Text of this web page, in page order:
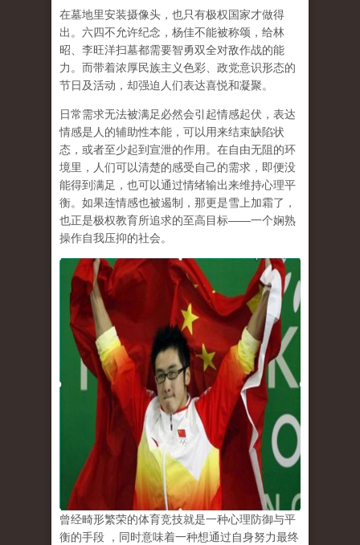
在墓地里安装摄像头，也只有极权国家才做得
出。六四不允许纪念，杨佳不能被称颂，给林
昭、李旺洋扫墓都需要智勇双全对敌作战的能
力。而带着浓厚民族主义色彩、政党意识形态的
节日及活动，却强迫人们表达喜悦和凝聚。
日常需求无法被满足必然会引起情感起伏， 表达
情感是人的辅助性本能，可以用来结束缺陷状
态，或者至少起到宣泄的作用 。在自由无阻的环
境里，人们可以清楚的感受自己的需求，即便没
能得到满足，也可以通过情绪输出来维持心理平
衡。如果连情感也被遏制，那更是雪上加霜了，
也正是极权教育所追求的至高目标——一个娴熟
操作自我压抑的社会。
曾经畸形繁荣的体育竞技就是一种心理防御与平
衡的手段
，同时意味着一种想通过自身努力最终